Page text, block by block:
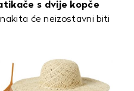
s dvije kopče
će neizostavni biti